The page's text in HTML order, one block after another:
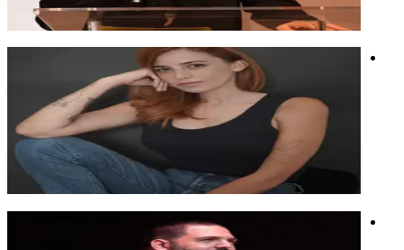
הטמעת AI בארגון
פיתוח עובדים ומנהלים יצירתיות וחדשנות
אמנית בינה מלאכותית, מרצה על עתיד היצירתיות, חוקרת את
המפגש בין אמנות וטכנולוגיה.
אמנית בינה מלאכותית, מרצה על עתיד היצירתיות, חוקרת את
המפגש בין אמנות וטכנולוגיה.
מידג'רני
בינה מלאכותית